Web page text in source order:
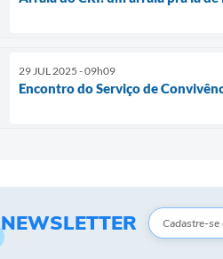
29 JUL 2025 - 09h09
Encontro do Serviço de
NEWSLETTER